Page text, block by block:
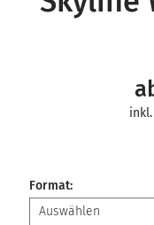
Format: